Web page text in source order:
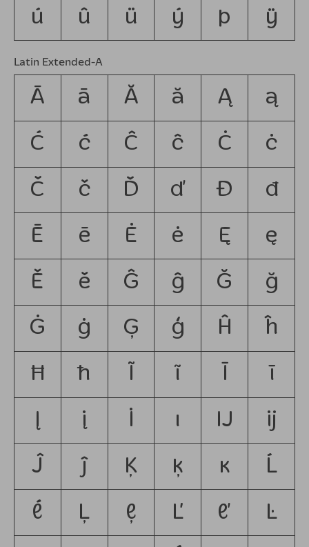
ú û ü ý þ ÿ
Latin Extended-A
Ā ā Ă ă Ą ą
Ć ć Ĉ ĉ Ċ ċ
Č č Ď ď Đ đ
Ē ē Ė ė Ę ę
Ě ě Ĝ ĝ Ğ ğ
Ġ ġ Ģ ģ Ĥ ĥ
Ħ ħ Ĩ ĩ Ī ī
į İ ı Ĳ ĳ
Ĵ ĵ Ķ ķ ĸ Ĺ
ĺ Ļ ļ Ľ ľ Ŀ